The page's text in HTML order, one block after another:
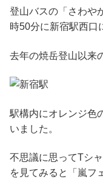
登山バスの「さわや
時50分に新宿駅西口
去年の焼岳登山以来
駅構内にオレンジ色
いました。
不思議に思ってTシ
を見てみると「嵐フ